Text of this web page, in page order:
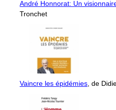
André Honnorat: Un
Tronchet
Vaincre les épidémies , de